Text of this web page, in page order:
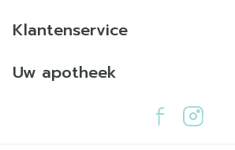
Klantenservice
Uw apotheek